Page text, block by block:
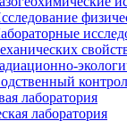
лаборатория
лаборатория